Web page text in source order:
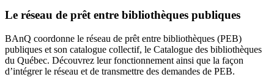
Le réseau de prêt entre bibliothèques publiques
BAnQ coordonne le réseau de prêt entre bibliothèques (PEB)
publiques et son catalogue collectif, le Catalogue des bibliothèques
du Québec. Découvrez leur fonctionnement ainsi que la façon
d’intégrer le réseau et de transmettre des demandes de PEB.